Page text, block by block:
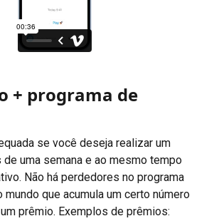
+ programa de
se você deseja realizar um
uma semana e ao mesmo tempo
Não há perdedores no programa
que acumula um certo número
prêmio. Exemplos de prêmios: